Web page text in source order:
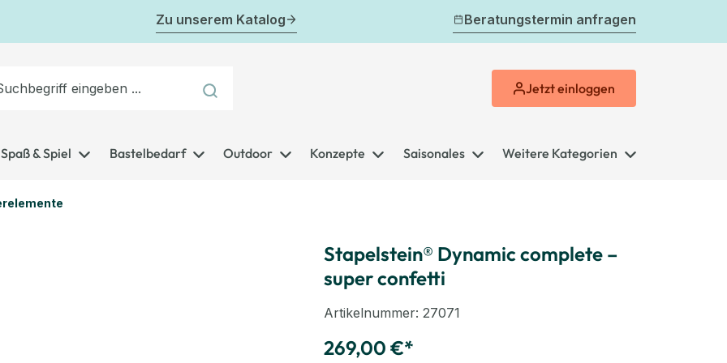
Zu unserem Katalog Beratungstermin anfragen
Jetzteinloggen
Spaß & Spiel Bastelbedarf Outdoor Konzepte Saisonales Weitere Kategorien
Stapelstein® Dynamic complete –
super confetti
Artikelnummer: 27071
269,00 €*